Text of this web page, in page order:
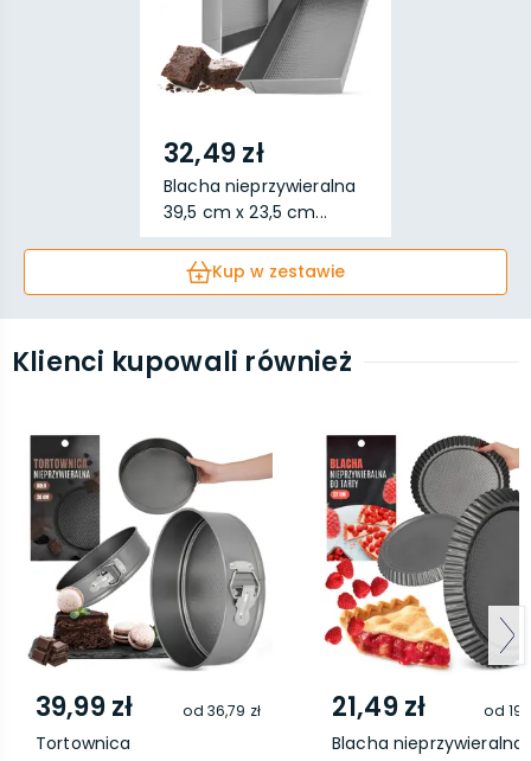
32,49 zł
Blacha nieprzywieralna
39,5 cm x 23,5 cm...
Kup w zestawie
Klienci kupowali również
39,99 zł od 36,79 zł
Tortownica
21,49 zł od
Blacha nieprzywieralna